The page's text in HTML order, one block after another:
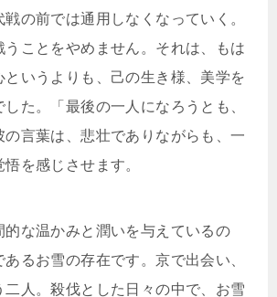
の前では通用しなくなっていく。
うことをやめません。それは、もは
というよりも、己の生き様、美学を
た。「最後の一人になろうとも、
の言葉は、悲壮でありながらも、一
を感じさせます。
的な温かみと潤いを与えているの
るお雪の存在です。京で出会い、
二人。殺伐とした日々の中で、お雪